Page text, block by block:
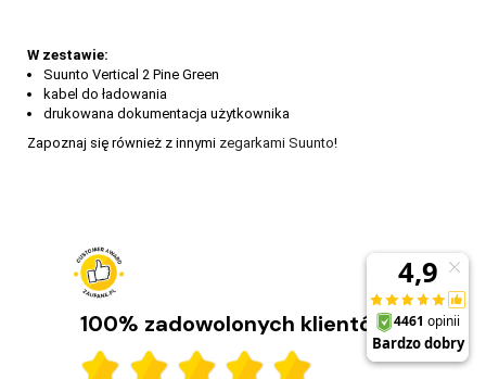
W zestawie:
Suunto Vertical 2 Pine Green
kabel do ładowania
drukowana dokumentacja użytkownika
Zapoznaj się również z innymi zegarkami Suunto!
100% zadowolonych klientów